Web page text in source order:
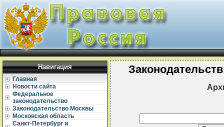
Навигация
Главная
Новости сайта
Федеральное
законодательство
Законодательство Москвы
Московская область
Санкт-Петербург и